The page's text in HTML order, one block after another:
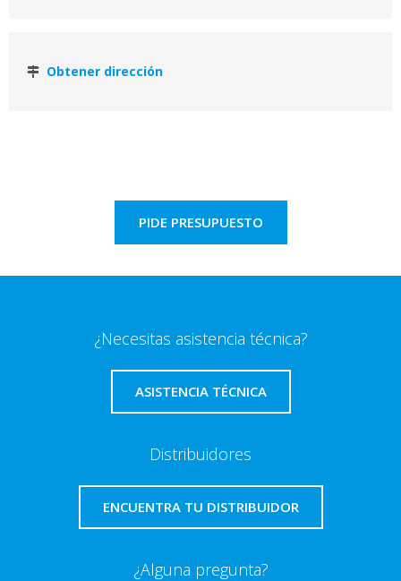
Obtener dirección
PIDE PRESUPUESTO
¿Necesitas asistencia técnica?
ASISTENCIA TÉCNICA
Distribuidores
ENCUENTRA TU DISTRIBUIDOR
¿Alguna pregunta?